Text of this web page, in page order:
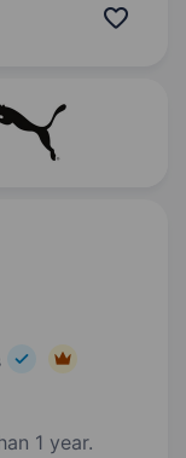
1 year.